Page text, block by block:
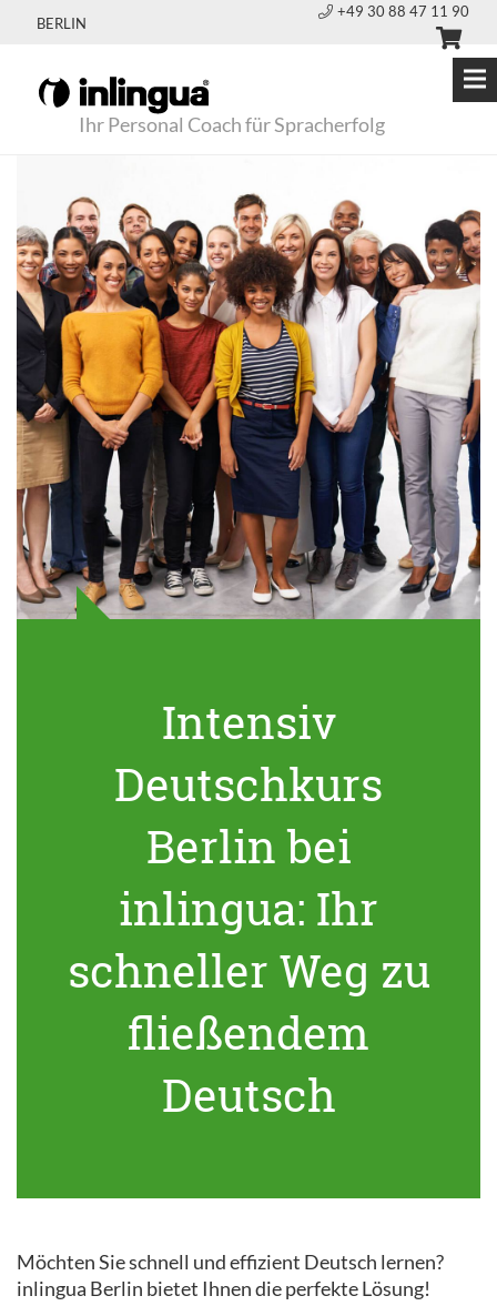
BERLIN
+49 30 88 47 11 90
Ihr Personal Coach für Spracherfolg
Intensiv
Deutschkurs
Berlin bei
inlingua: Ihr
schneller Weg zu
fließendem
Deutsch
Möchten Sie schnell und effizient Deutsch lernen?
inlingua Berlin bietet Ihnen die perfekte Lösung!